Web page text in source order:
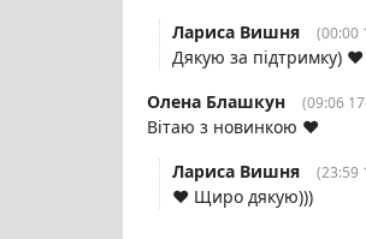
Лариса Вишня
(00:00
Дякую за підтримку) ❤️
Олена Блашкун
(09:06
Вітаю з новинкою ❤️
Лариса Вишня
(23:59
❤️ Щиро дякую)))